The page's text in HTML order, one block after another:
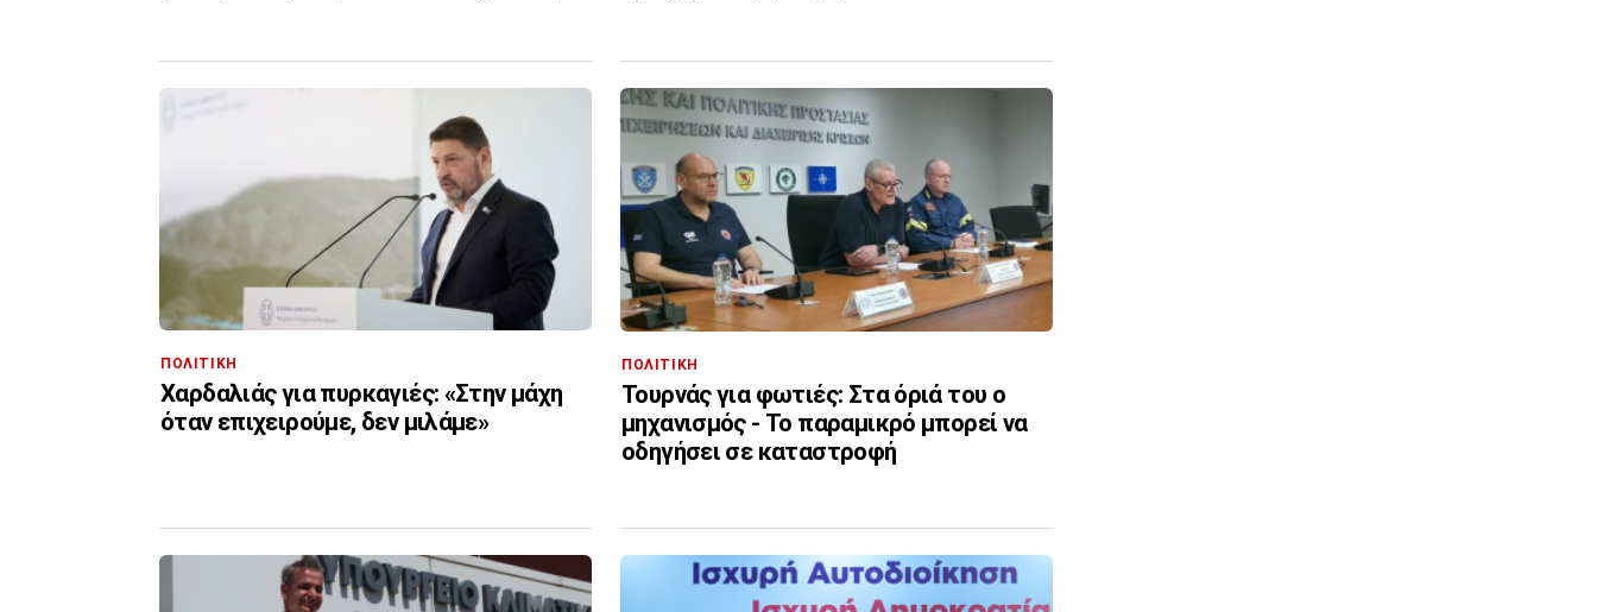
ΠΟΛΙΤΙΚΗ
Χαρδαλιάς για πυρκαγιές: «Στην μάχη
όταν επιχειρούμε, δεν μιλάμε»
ΠΟΛΙΤΙΚΗ
Τουρνάς για φωτιές: Στα όριά του ο
μηχανισμός - Το παραμικρό μπορεί να
οδηγήσει σε καταστροφή